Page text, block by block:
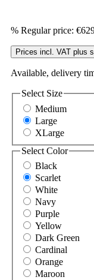
% Regular price:
Prices incl. VAT plus
Available, delivery
Select Size
Medium
Large
XLarge
Select Color
Black
Scarlet
White
Navy
Purple
Yellow
Dark Green
Cardinal
Orange
Maroon